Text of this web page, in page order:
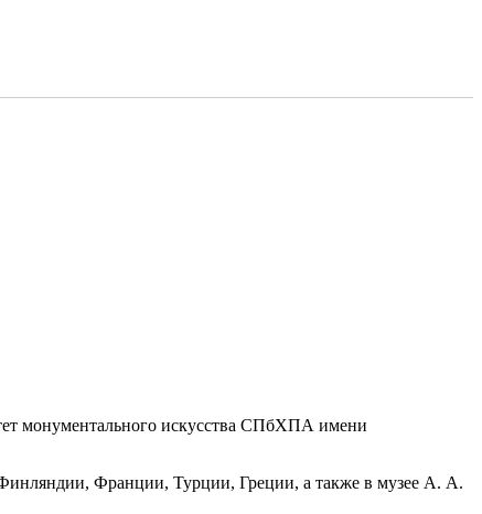
монументального искусства СПбХПА имени
Франции, Турции, Греции, а также в музее А. А.